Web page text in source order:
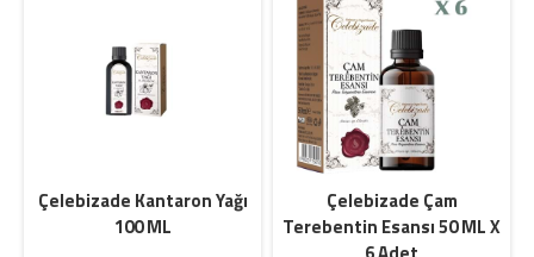
Çelebizade Kantaron Yağı
100 ML
Çelebizade Çam
Terebentin Esansı 50 ML X